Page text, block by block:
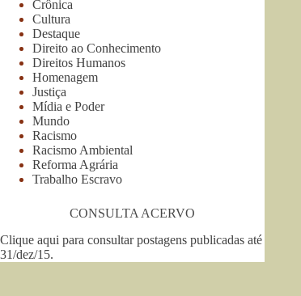
Crônica
Cultura
Destaque
Direito ao Conhecimento
Direitos Humanos
Homenagem
Justiça
Mídia e Poder
Mundo
Racismo
Racismo Ambiental
Reforma Agrária
Trabalho Escravo
CONSULTA ACERVO
Clique aqui para consultar postagens publicadas até
31/dez/15.